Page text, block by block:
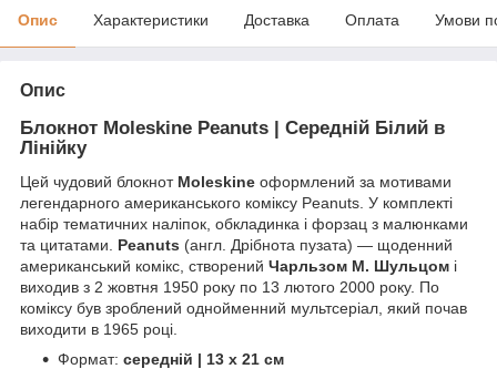
Опис Характеристики Доставка Оплата Умови
Опис
Блокнот Moleskine Peanuts | Середній Білий в
Лінійку
Цей чудовий блокнот Moleskine оформлений за мотивами
легендарного американського коміксу Peanuts. У комплекті
набір тематичних наліпок, обкладинка і форзац з малюнками
та цитатами. Peanuts (англ. Дрібнота пузата) — щоденний
американський комікс, створений Чарльзом М. Шульцом і
виходив з 2 жовтня 1950 року по 13 лютого 2000 року. По
коміксу був зроблений однойменний мультсеріал, який почав
виходити в 1965 році.
Формат: середній | 13 х 21 см